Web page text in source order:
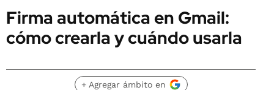
Firma automática en Gmail:
cómo crearla y cuándo usarla
+ Agregar ámbito en